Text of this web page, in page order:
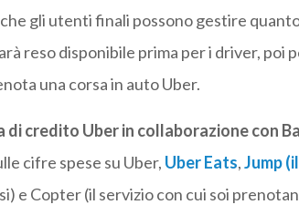
gli utenti finali possono gestire
reso disponibile prima per i driver, poi
una corsa in auto Uber.
di credito Uber in collaborazione con
cifre spese su Uber, Uber Eats,Jump
e Copter (il servizio con cui soi